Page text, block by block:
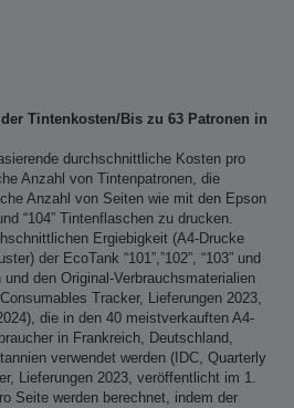
Tintenkosten/Bis zu 63 Patronen in
durchschnittliche Kosten pro
Anzahl von Tintenpatronen, die
Anzahl von Seiten wie mit den Epson
“104” Tintenflaschen zu drucken.
Ergiebigkeit (A4-Drucke
der EcoTank “101”,”102”, “103” und
und den Original-Verbrauchsmaterialien
Tracker, Lieferungen 2023,
die in den 40 meistverkauften A4-
in Frankreich, Deutschland,
verwendet werden (IDC, Quarterly
Lieferungen 2023, veröffentlicht im 1.
Seite werden berechnet, indem der